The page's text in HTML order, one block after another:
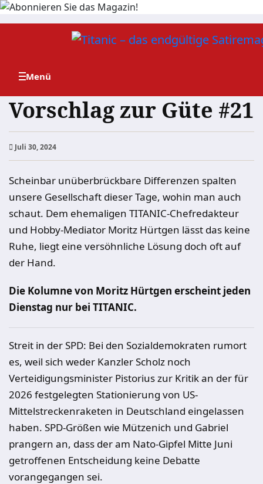
Zum
Vorschlag zur Güte #21
Juli 30, 2024
Scheinbar unüberbrückbare Differenzen spalten
unsere Gesellschaft dieser Tage, wohin man auch
schaut. Dem ehemaligen TITANIC-Chefredakteur
und Hobby-Mediator Moritz Hürtgen lässt das keine
Ruhe, liegt eine versöhnliche Lösung doch oft auf
der Hand.
Die Kolumne von Moritz Hürtgen erscheint jeden
Dienstag nur bei TITANIC.
Streit in der SPD: Bei den Sozialdemokraten rumort
es, weil sich weder Kanzler Scholz noch
Verteidigungsminister Pistorius zur Kritik an der für
2026 festgelegten Stationierung von US-
Mittelstreckenraketen in Deutschland eingelassen
haben. SPD-Größen wie Mützenich und Gabriel
prangern an, dass der am Nato-Gipfel Mitte Juni
getroffenen Entscheidung keine Debatte
vorangegangen sei.